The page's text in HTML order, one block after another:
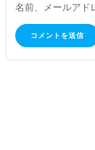
名前、メールアド